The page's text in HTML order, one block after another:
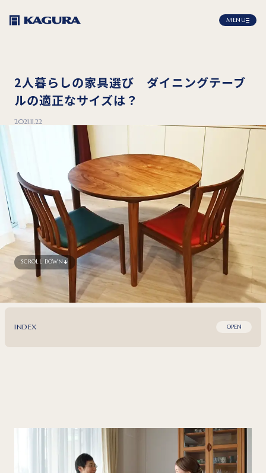
MENU
2人暮らしの家具選び ダイニングテーブ
ルの適正なサイズは？
2021.11.22
SCROLL DOWN
INDEX OPEN